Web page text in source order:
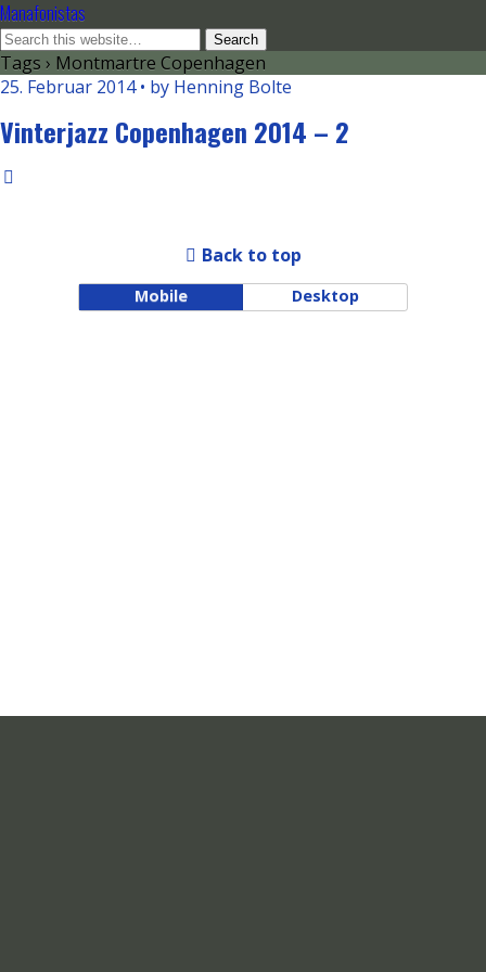
Manafonistas
Tags › Montmartre Copenhagen
25. Februar 2014 • by Henning Bolte
Vinterjazz Copenhagen 2014 – 2
Back to top
Mobile Desktop